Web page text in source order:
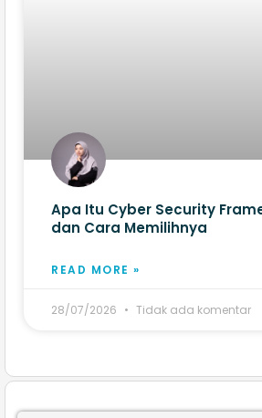
Apa Itu Cyber Security
dan Cara Memilihnya
READ MORE »
28/07/2026 Tidak ada komentar